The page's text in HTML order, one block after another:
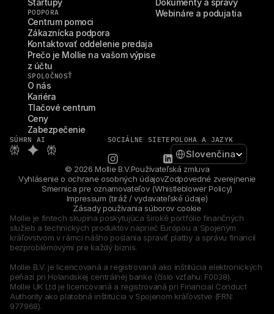
Startupy
PODPORA
Centrum pomoci
Zákaznícka podpora
Kontaktovať oddelenie predaja
Prečo je Mollie na vašom výpise
z účtu
SPOLOČNOSŤ
O nás
Kariéra
Tlačové centrum
Ceny
Zabezpečenie
Dokumenty a správy
Webináre a podujatia
SÚHRN AI SOCIÁLNE SIETE POLOHA A JAZYK
Select Language
Slovenčina
© 2026 Mollie B.V.Používateľská zmluva
Vyhlásenie o ochrane osobných údajovZodpovedné zverejnenie
Smernica pre oznamovateľov (Whistleblower Policy)
Impressum (tiráž / vydavateľské údaje)
Zásady používania súborov cookie
Mollie je fintech skupina poskytujúca široké portfólio finančných
služieb a technických produktov naprieč Európou a Spojeným
kráľovstvom v rámci nášho poslania spraviť platby a správu financií
bezproblémovými pre každý biznis.
Mollie B.V. je licencovaná a registrovaná ako inštitúcia elektronických
peňazí pri Holandskej centrálnej banke (číslo vzťahu: F0038).
Mollie UK Ltd je licencovaná a registrovaná pri Financial Conduct
Authority ako platobná inštitúcia v Spojenom kráľovstve (FRN:
977968).